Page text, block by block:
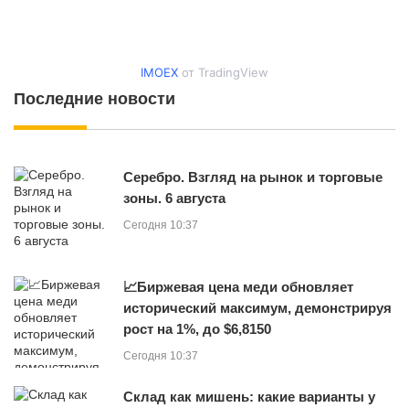
IMOEX от TradingView
Последние новости
Серебро. Взгляд на рынок и торговые
зоны. 6 августа
Сегодня 10:37
📈Биржевая цена меди обновляет
исторический максимум, демонстрируя
рост на 1%, до $6,8150
Сегодня 10:37
Склад как мишень: какие варианты у